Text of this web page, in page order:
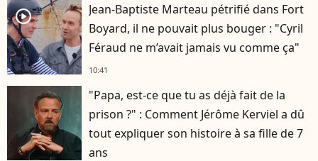
player2
Jean-Baptiste Marteau pétrifié dans Fort
Boyard, il ne pouvait plus bouger : "Cyril
Féraud ne m’avait jamais vu comme ça"
10:41
"Papa, est-ce que tu as déjà fait de la
prison ?" : Comment Jérôme Kerviel a dû
tout expliquer son histoire à sa fille de 7
ans